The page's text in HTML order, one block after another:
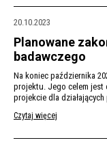
20.10.2023
Planowane
badawczego
Na koniec października
projektu. Jego celem jest
projekcie dla
Czytaj więcej